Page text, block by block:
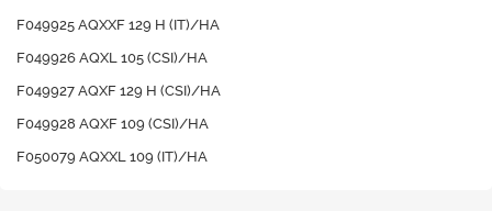
F049925 AQXXF 129 H (IT)/HA
F049926 AQXL 105 (CSI)/HA
F049927 AQXF 129 H (CSI)/HA
F049928 AQXF 109 (CSI)/HA
F050079 AQXXL 109 (IT)/HA